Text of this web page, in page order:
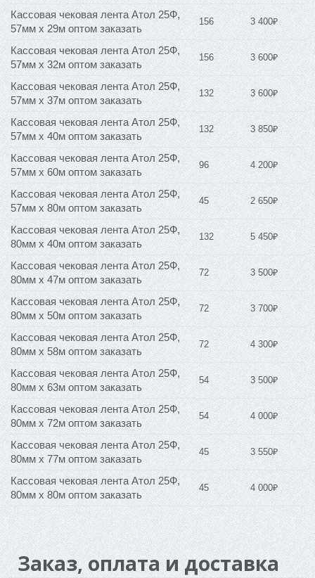
Кассовая чековая лента Атол 25Ф,
57мм х 29м оптом заказать
156 3 400₽
Кассовая чековая лента Атол 25Ф,
57мм х 32м оптом заказать
156 3 600₽
Кассовая чековая лента Атол 25Ф,
57мм х 37м оптом заказать
132 3 600₽
Кассовая чековая лента Атол 25Ф,
57мм х 40м оптом заказать
132 3 850₽
Кассовая чековая лента Атол 25Ф,
57мм х 60м оптом заказать
96 4 200₽
Кассовая чековая лента Атол 25Ф,
57мм х 80м оптом заказать
45 2 650₽
Кассовая чековая лента Атол 25Ф,
80мм х 40м оптом заказать
132 5 450₽
Кассовая чековая лента Атол 25Ф,
80мм х 47м оптом заказать
72 3 500₽
Кассовая чековая лента Атол 25Ф,
80мм х 50м оптом заказать
72 3 700₽
Кассовая чековая лента Атол 25Ф,
80мм х 58м оптом заказать
72 4 300₽
Кассовая чековая лента Атол 25Ф,
80мм х 63м оптом заказать
54 3 500₽
Кассовая чековая лента Атол 25Ф,
80мм х 72м оптом заказать
54 4 000₽
Кассовая чековая лента Атол 25Ф,
80мм х 77м оптом заказать
45 3 550₽
Кассовая чековая лента Атол 25Ф,
80мм х 80м оптом заказать
45 4 000₽
Заказ, оплата и доставка